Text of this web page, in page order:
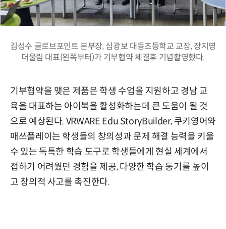
김성수 글로브포인트 본부장, 심광보 대동초등학교 교장, 장지영
더울림 대표(왼쪽부터)가 기부협약 체결후 기념촬영했다.
기부협약을 맺은 제품은 학생 수업을 지원하고 경남 교
육을 대표하는 아이북을 활성화하는데 큰 도움이 될 것
으로 예상된다. VRWARE Edu StoryBuilder, 쿠키영어와
매쓰플레이는 학생들의 창의성과 문제 해결 능력을 키울
수 있는 독특한 학습 도구로 학생들에게 현실 세계에서
접하기 어려웠던 경험을 제공, 다양한 학습 동기를 높이
고 창의적 사고를 촉진한다.